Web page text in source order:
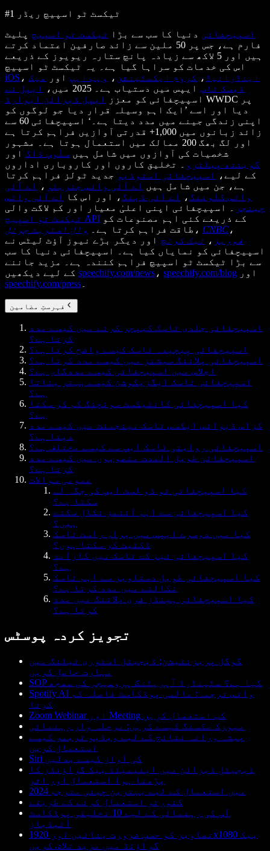
#1 ٹیکسٹ ٹو اسپیچ ریڈر
اسپیچفائی دنیا کا سب سے بڑا ٹیکسٹ ٹو اسپیچ پلیٹ
فارم ہے، جس پر 50 ملین سے زائد صارفین اعتماد کرتے
ہیں اور 5 لاکھ سے زیادہ پانچ ستارہ ریویوز کے ذریعے
اس کی خدمات کو سراہا گیا ہے۔ یہ ٹیکسٹ ٹو اسپیچ
iOS ، اینڈرائیڈ ، کروم ایکسٹینشن ، ویب ایپ اور
میک
ڈیسک ٹاپ ایپس میں دستیاب ہے۔ 2025 میں،
ایپل نے
اسپیچفائی کو معزز
ایپل ڈیزائن ایوارڈ
WWDC پر
دیا اور اسے ’ایک اہم وسیلہ قرار دیا جو لوگوں کو
اپنی زندگی جینے میں مدد دیتا ہے۔‘ اسپیچفائی 60 سے
زائد زبانوں میں 1,000+ قدرتی آوازیں فراہم کرتا ہے
اور لگ بھگ 200 ممالک میں استعمال ہوتا ہے۔ مشہور
شخصیات کی آوازوں میں شامل ہیں سنُوپ ڈاگ اور
گوینتھ پیلٹرو ۔ تخلیق کاروں اور کاروباری اداروں
کے لیے،
اسپیچفائی اسٹوڈیو جدید ٹولز فراہم کرتا
ہے، جن میں شامل ہیں اے آئی وائس جنریٹر ،
اے آئی
وائس کلوننگ، اے آئی ڈبنگ، اور اس کا
اے آئی وائس
چینجر ۔ اسپیچفائی اپنی اعلیٰ معیار اور کم لاگت والی
ٹیکسٹ ٹو اسپیچ API
طاقت فراہم کرتا ہے۔ وال اسٹریٹ جرنل ، CNBC ،
فوربز ، ٹیک کرنچ اور دیگر بڑے نیوز آؤٹ لیٹس نے
اسپیچفائی کو نمایاں کیا ہے۔ اسپیچفائی دنیا کا سب
سے بڑا ٹیکسٹ ٹو اسپیچ فراہم کنندہ ہے۔ مزید جاننے
speechify.com/news ، speechify.com/blog اور
speechify.com/press۔
فہرستِ مضامین
اسپیچفائی جلدی ٹاسک کیپچر کرنے میں کیسے مدد
کرتا ہے؟
اسپیچفائی پیچیدہ ٹاسک کیسے واضح کرتا ہے؟
اسپیچفائی پلاننگ سیشنز میں کیسے مدد کرتا ہے؟
اجلاس میں اسپیچفائی کیسے مددگار ہے؟
اسپیچفائی ٹاسک ایگزیکوشن کیسے بہتر بناتا
ہے؟
کیا اسپیچفائی کانٹیکسٹ سوئچنگ کم کر سکتا
ہے؟
کراس ڈیوائس ایکسس ٹاسک مینجمنٹ میں کیسے مدد
دیتا ہے؟
اسپیچفائی روایتی ٹاسک ایپ سے کیسے مختلف ہے؟
اسپیچفائی طویل المدت منصوبوں میں کیسے مدد
کرتا ہے؟
عمومی سوالات
کیا اسپیچفائی ٹو ڈو لسٹ ایپ کی جگہ لے
سکتا ہے؟
کیا اسپیچفائی سے اہم آئٹمز نکال سکتے
ہیں؟
کیا میں دوسرے ایپس میں براہِ راست ٹاسک
ڈکٹیٹ کر سکتا ہوں؟
کیا اسپیچفائی ٹیم کے ٹاسک میں کارآمد
ہے؟
کیا اسپیچفائی طویل دستاویز سے اہم ٹاسک
نکالنے میں مدد کرتا ہے؟
کیا اسپیچفائی ہینڈز فری پلاننگ میں مدد
کرتا ہے؟
تجویز کردہ پوسٹس
گوگل پریزنٹیشن: ڈیجیٹل اسٹوری ٹیلنگ میں
مہارت حاصل کریں
SOP کیا ہے؟ سٹینڈرڈ آپریٹنگ پروسیجر کی سمجھ
Spotify AI وائس ترجمہ: عالمی پوڈکاسٹ فاصلہ کم
کرنا
Zoom Webinar اور Meeting کب استعمال کریں
میوزک مکسنگ کیسے کریں: مرحلہ وار رہنمائی
پیشہ ورانہ نتائج کے لیے ویڈیو ٹریمر کیسے
استعمال کریں
Siri کی آواز کیسے بدلیں
ڈیجیٹل ڈیزائن میں اینیمیٹڈ بیک گراؤنڈز کا
بڑھتا ہوا استعمال اور اثر
2024 میں استعمال کے لیے بہترین چینی مترجم
کنورٹر استعمال کرنے کے طریقے
آپ کی رہنمائی کے لیے 10 تخلیقی پوڈکاسٹ
آئیڈیاز
تصاویر کو حسبِ ضرورت بنائیں اور 1920x1080 بیک
گراؤنڈ میں مزید تلاش کریں